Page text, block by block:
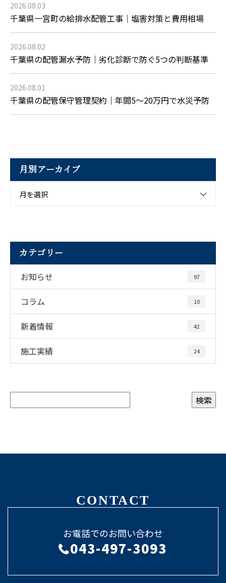
2026.08.03
千葉県一宮町の給排水配管工事｜塩害対策と費用相場
2026.08.02
千葉県の配管漏水予防｜劣化診断で防ぐ5つの判断基準
2026.08.01
千葉県の配管保守管理契約｜年間5〜20万円で水災予防
月別アーカイブ
月を選択
カテゴリー
お知らせ 97
コラム 10
新着情報 42
施工実績 24
CONTACT
お電話でのお問い合わせ
043-497-3093